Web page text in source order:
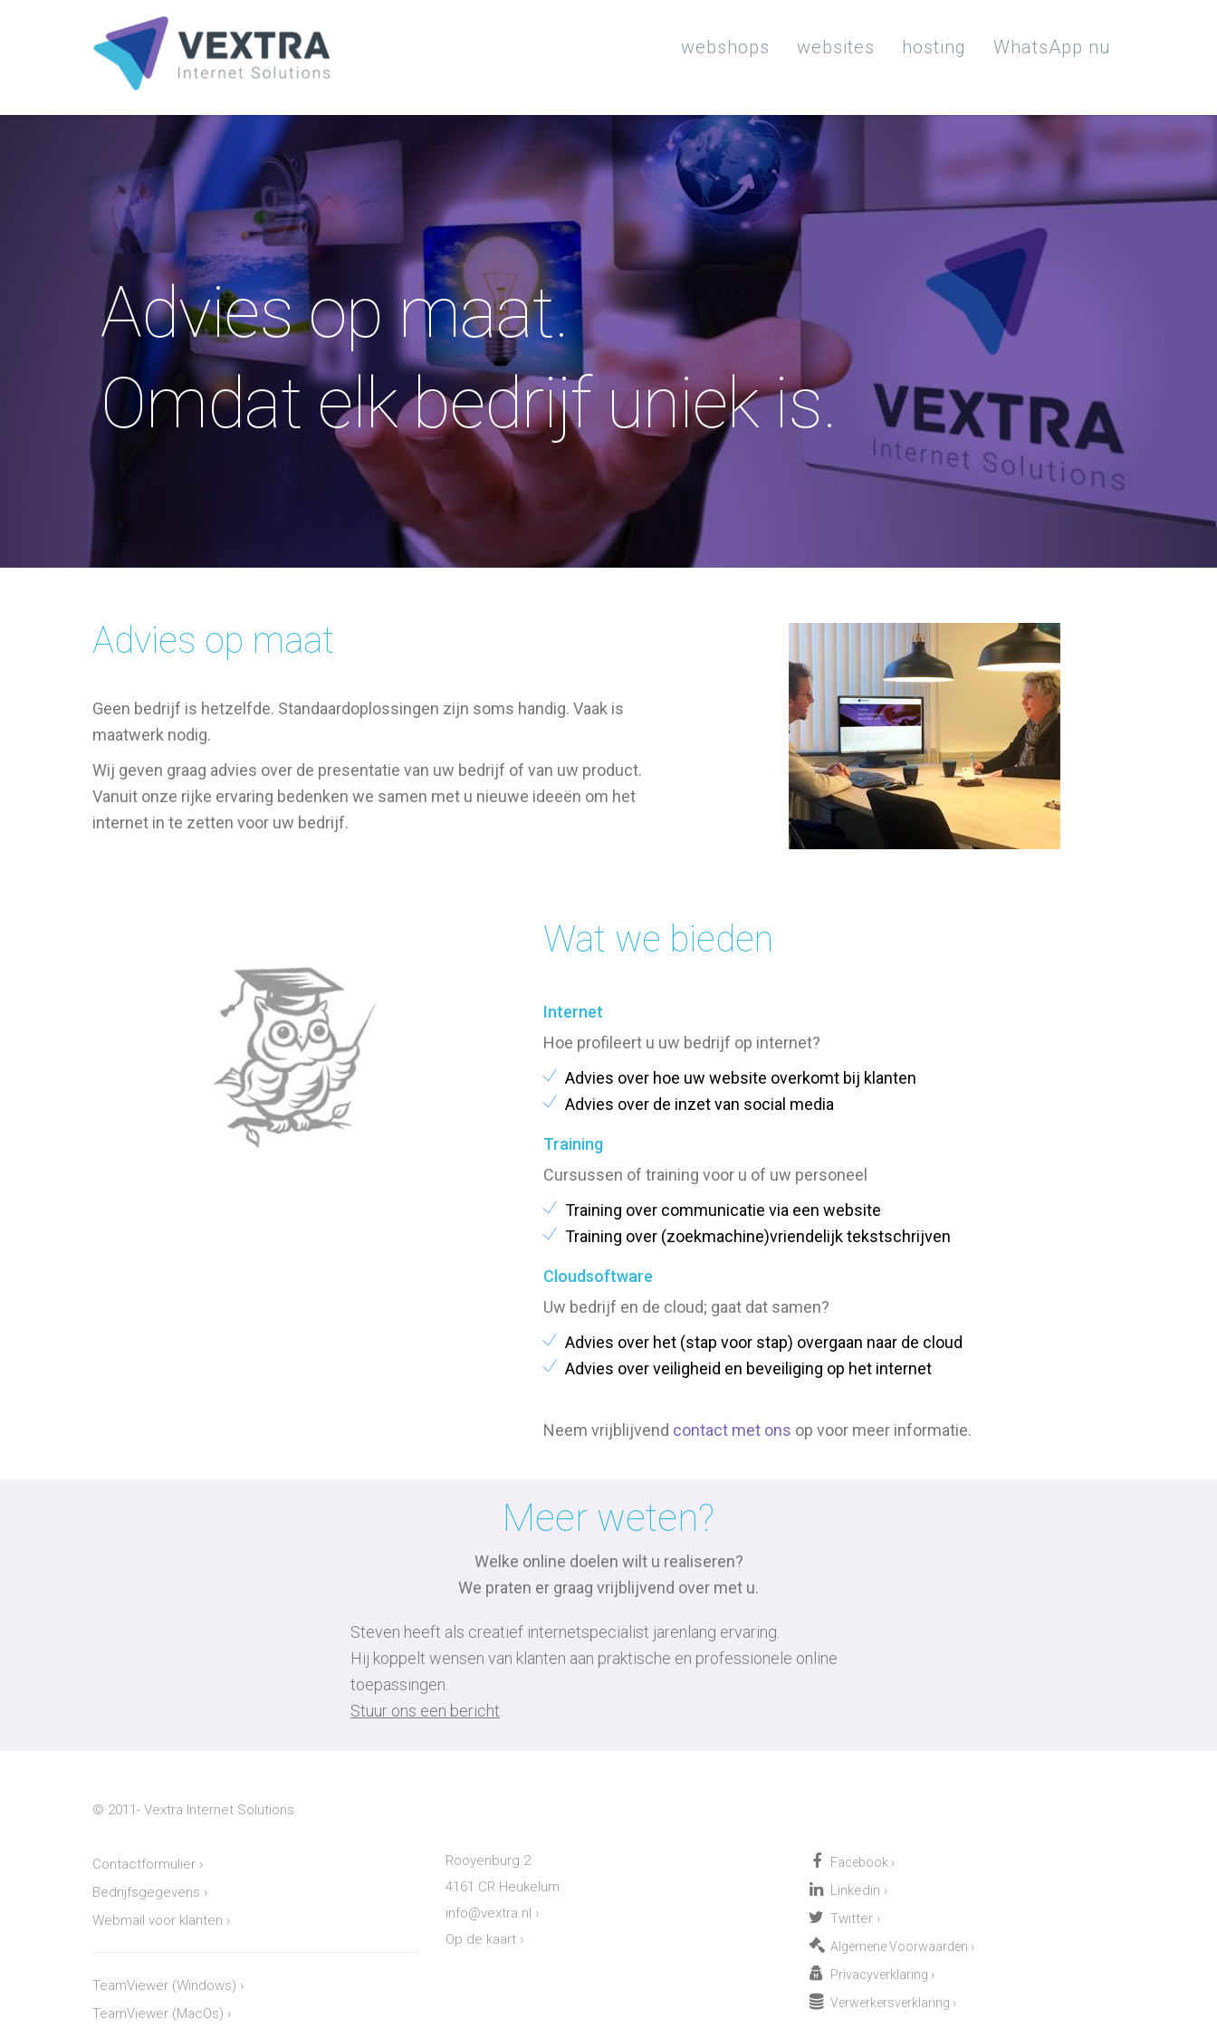
webshops websites hosting WhatsApp nu
Advies op maat.
Omdat elk bedrijf uniek is.
Advies op maat
Geen bedrijf is hetzelfde. Standaardoplossingen zijn soms handig. Vaak is
maatwerk nodig.
Wij geven graag advies over de presentatie van uw bedrijf of van uw product.
Vanuit onze rijke ervaring bedenken we samen met u nieuwe ideeën om het
internet in te zetten voor uw bedrijf.
Wat we bieden
Internet
Hoe profileert u uw bedrijf op internet?
Advies over hoe uw website overkomt bij klanten
Advies over de inzet van social media
Training
Cursussen of training voor u of uw personeel
Training over communicatie via een website
Training over (zoekmachine)vriendelijk tekstschrijven
Cloudsoftware
Uw bedrijf en de cloud; gaat dat samen?
Advies over het (stap voor stap) overgaan naar de cloud
Advies over veiligheid en beveiliging op het internet
Neem vrijblijvend contact met ons op voor meer informatie.
Meer weten?
Welke online doelen wilt u realiseren?
We praten er graag vrijblijvend over met u.
Steven heeft als creatief internetspecialist jarenlang ervaring.
Hij koppelt wensen van klanten aan praktische en professionele online
toepassingen.
Stuur ons een bericht
© 2011- Vextra Internet Solutions
Contactformulier ›
Bedrijfsgegevens ›
Webmail voor klanten ›
TeamViewer (Windows) ›
TeamViewer (MacOs) ›
Rooyenburg 2
4161 CR Heukelum
info@vextra.nl ›
Op de kaart ›
Facebook ›
Linkedin ›
Twitter ›
Algemene Voorwaarden ›
Privacyverklaring ›
Verwerkersverklaring ›